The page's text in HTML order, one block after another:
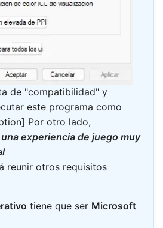
de "compatibilidad" y
este programa como
Por otro lado,
experiencia de juego muy
reunir otros requisitos
tiene que ser Microsoft